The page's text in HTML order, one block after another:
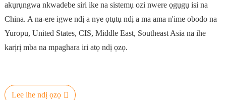
akụrụngwa nkwadebe siri ike na sistemụ ozi nwere ọgụgụ isi na
China. A na-ere igwe ndị a nye ọtụtụ ndị a ma ama n'ime obodo na
Yuropu, United States, CIS, Middle East, Southeast Asia na ihe
karịrị mba na mpaghara iri atọ ndị ọzọ.
Lee ihe ndị ọzọ